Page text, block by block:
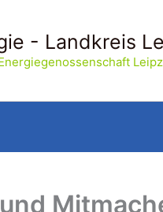
- Landkreis